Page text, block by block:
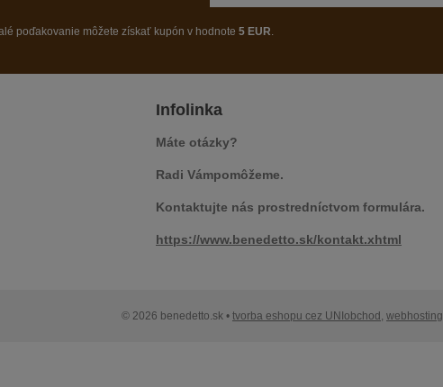
poďakovanie môžete získať kupón v hodnote 5 EUR.
Infolinka
Máte otázky?
Radi Vámpomôžeme.
Kontaktujte nás prostredníctvom formulára.
https://www.benedetto.sk/kontakt.xhtml
© 2026 benedetto.sk • tvorba eshopu cez UNIobchod , webhosting